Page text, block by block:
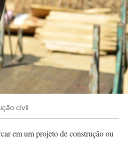
civil
em um projeto de construção ou